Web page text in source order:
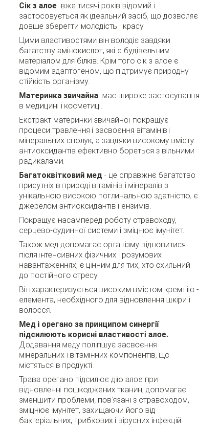
Сік з алоевже тисячі років відомий і
застосовується як ідеальний засіб, що дозволяє
довше зберегти молодість і красу.
Цими властивостями він володіє завдяки
багатству амінокислот, які є будівельним
матеріалом для білків. Крім того сік з алое є
відомим адаптогеном, що підтримує природну
стійкість організму.
Материнка звичайнамає широке застосування
в медицині і косметиці.
Екстракт материнки звичайної покращує
процеси травлення і засвоєння вітамінів і
мінеральних сполук, а завдяки високому вмісту
антиоксидантів ефективно бореться з вільними
радикалами.
Багатоквітковий мед- це справжнє багатство
присутніх в природі вітамінів і мінералів з
унікальною високою поглинальною здатністю, є
джерелом антиоксидантів і ензимів.
Покращує насамперед роботу стравоходу,
серцево-судинної системи і зміцнює імунітет.
Також мед допомагає організму відновитися
після інтенсивних фізичних і розумових
навантаженнях, є цінним для тих, хто схильний
до постійного стресу.
Він характеризується високим вмістом кремнію -
елемента, необхідного для відновлення шкіри і
волосся.
Мед і орегано за принципом синергії
підсилюють корисні властивості алое.
Додавання меду поліпшує засвоєння
мінеральних і вітамінних компонентів, що
містяться в продукті.
Трава орегано підсилює дію алое при
відновленні пошкоджених тканин, допомагає
зменшити проблеми, пов'язані з стравоходом,
зміцнює імунітет, захищаючи його від
бактеріальних, грибкових і вірусних інфекцій.